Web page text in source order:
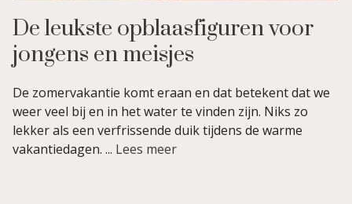
De leukste opblaasfiguren voor
jongens en meisjes
De zomervakantie komt eraan en dat betekent dat we
weer veel bij en in het water te vinden zijn. Niks zo
lekker als een verfrissende duik tijdens de warme
vakantiedagen. ... Lees meer